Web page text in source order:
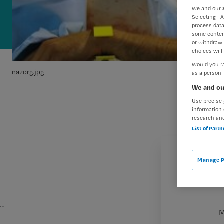
nazorg.jpg
…
We and our
Selecting I
process
some
or withdraw
choices will
Would you
as a person
We and
Use
information
research
List of
Manage